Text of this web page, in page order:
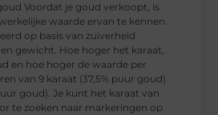
Voordat je goud verkoopt, is
waarde ervan te kennen.
op basis van zuiverheid
gewicht. Hoe hoger het karaat,
en hoe hoger de waarde per
van 9 karaat (37,5% puur goud)
goud). Je kunt het karaat van
te zoeken naar markeringen op